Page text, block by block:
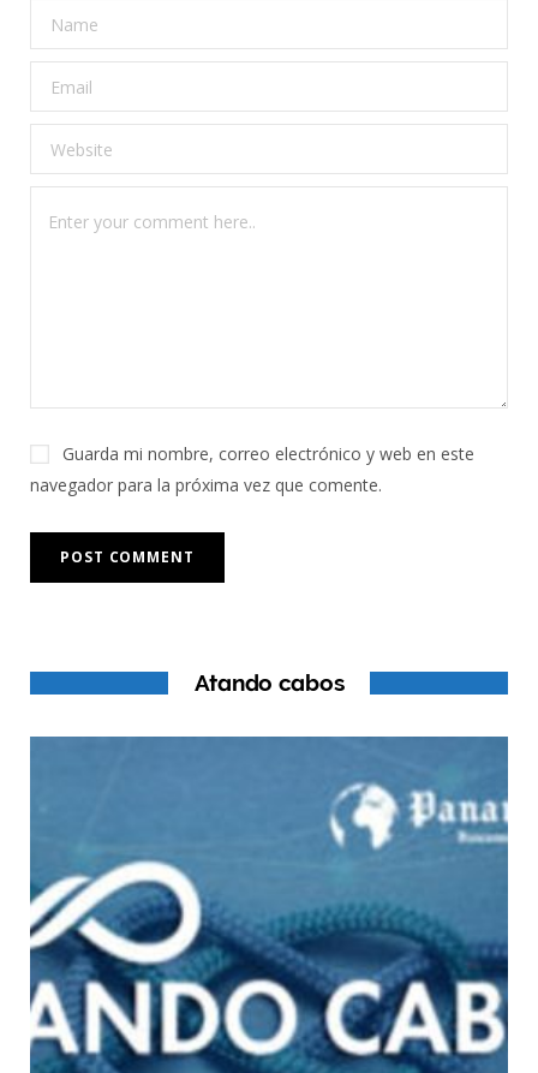
Guarda mi nombre, correo electrónico y web en este
navegador para la próxima vez que comente.
Atando cabos